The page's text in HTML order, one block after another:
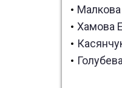
Хамова